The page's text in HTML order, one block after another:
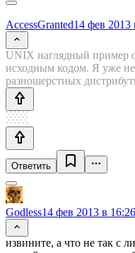
AccessGranted14 фев 2013
UNIX наглядный пример
исходным кодом. Я уже
разношерстных
Ответить
Godless14 фев 2013 в 16:26
извините, а что не так с